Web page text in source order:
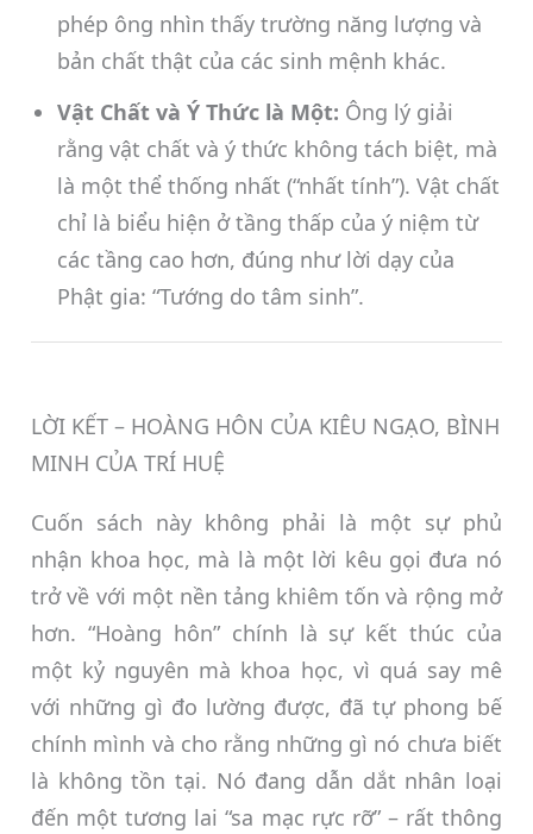
phép ông nhìn thấy trường năng lượng và
bản chất thật của các sinh mệnh khác.
Vật Chất và Ý Thức là Một: Ông lý giải
rằng vật chất và ý thức không tách biệt, mà
là một thể thống nhất (“nhất tính”). Vật chất
chỉ là biểu hiện ở tầng thấp của ý niệm từ
các tầng cao hơn, đúng như lời dạy của
Phật gia: “Tướng do tâm sinh”.
LỜI KẾT – HOÀNG HÔN CỦA KIÊU NGẠO, BÌNH
MINH CỦA TRÍ HUỆ
Cuốn sách này không phải là một sự phủ
nhận khoa học, mà là một lời kêu gọi đưa nó
trở về với một nền tảng khiêm tốn và rộng mở
hơn. “Hoàng hôn” chính là sự kết thúc của
một kỷ nguyên mà khoa học, vì quá say mê
với những gì đo lường được, đã tự phong bế
chính mình và cho rằng những gì nó chưa biết
là không tồn tại. Nó đang dẫn dắt nhân loại
đến một tương lai “sa mạc rực rỡ” – rất thông